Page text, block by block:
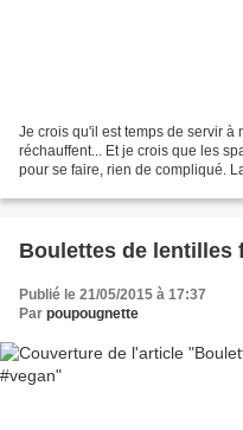
Je crois qu'il est temps de servir à
réchauffent... Et je crois que les
pour se faire, rien de compliqué.
Boulettes de lentilles
Publié le 21/05/2015 à 17:37
Par poupougnette